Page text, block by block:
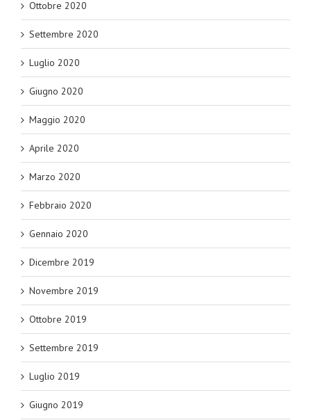
Ottobre 2020
Settembre 2020
Luglio 2020
Giugno 2020
Maggio 2020
Aprile 2020
Marzo 2020
Febbraio 2020
Gennaio 2020
Dicembre 2019
Novembre 2019
Ottobre 2019
Settembre 2019
Luglio 2019
Giugno 2019